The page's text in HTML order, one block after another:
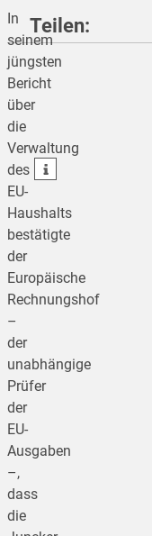
In
seinem
jüngsten
Bericht
über
die
Verwaltung
des
EU-
Haushalts
bestätigte
der
Europäische
Rechnungshof
–
der
unabhängige
Prüfer
der
EU-
Ausgaben
–,
dass
die
Teilen:
teilen
teilen